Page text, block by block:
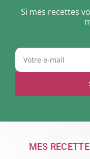
Si mes recettes
MES